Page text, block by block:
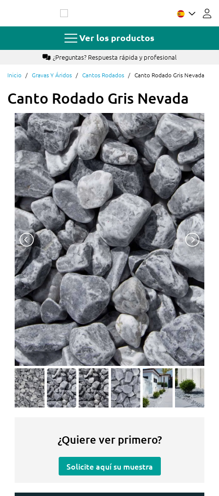
contenido
Ver los productos
Más de 17 años de experiencia
Inicio Gravas Y Áridos Cantos Rodados Canto Rodado Gris Nevada
Canto Rodado Gris Nevada
¿Quiere ver primero?
Solicite aquí su muestra